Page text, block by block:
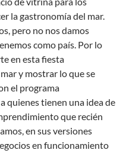
la gastronomía del mar.
pero no nos damos
como país. Por lo
en esta fiesta
y mostrar lo que se
el programa
quienes tienen una idea de
que recién
en sus versiones
en funcionamiento